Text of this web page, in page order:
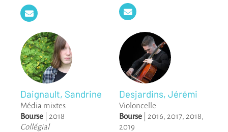
Daignault, Sandrine
Média mixtes
Bourse
2018
Collégial
Desjardins, Jérémi
Violoncelle
Bourse
2016 2017 2018
2019